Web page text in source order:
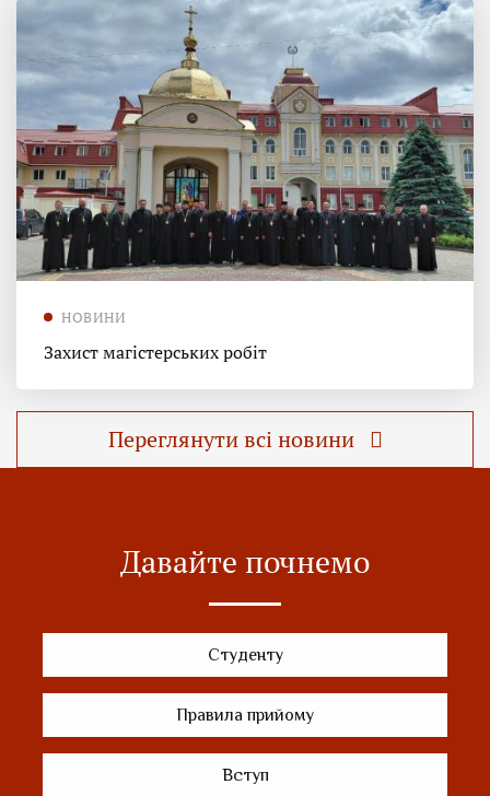
НОВИНИ
Захист магістерських робіт
Переглянути всі новини
Давайте почнемо
Студенту
Правила прийому
Вступ